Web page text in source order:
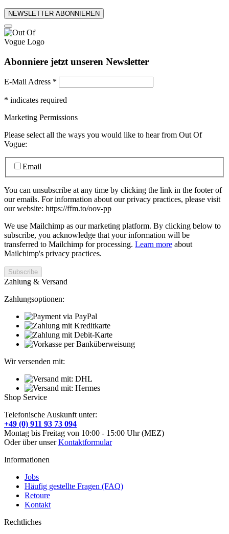
NEWSLETTER ABONNIEREN
Abonniere jetzt unseren Newsletter
E-Mail Adress *
* indicates required
Marketing Permissions
Please select all the ways you would like to hear from Out Of
Vogue:
Email
You can unsubscribe at any time by clicking the link in the footer of
our emails. For information about our privacy practices, please visit
our website: https://ffm.to/oov-pp
We use Mailchimp as our marketing platform. By clicking below to
subscribe, you acknowledge that your information will be
transferred to Mailchimp for processing. Learn more about
Mailchimp's privacy practices.
Zahlung & Versand
Zahlungsoptionen:
Wir versenden mit:
Shop Service
Telefonische Auskunft unter:
+49 (0) 911 93 73 094
Montag bis Freitag von 10:00 - 15:00 Uhr (MEZ)
Oder über unserKontaktformular
Informationen
Jobs
Häufig gestellte Fragen (FAQ)
Retoure
Kontakt
Rechtliches